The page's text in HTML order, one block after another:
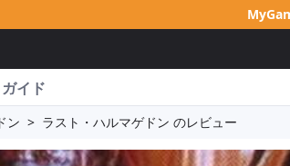
ガイド
ン > ラスト・ハルマゲドン のレビュー